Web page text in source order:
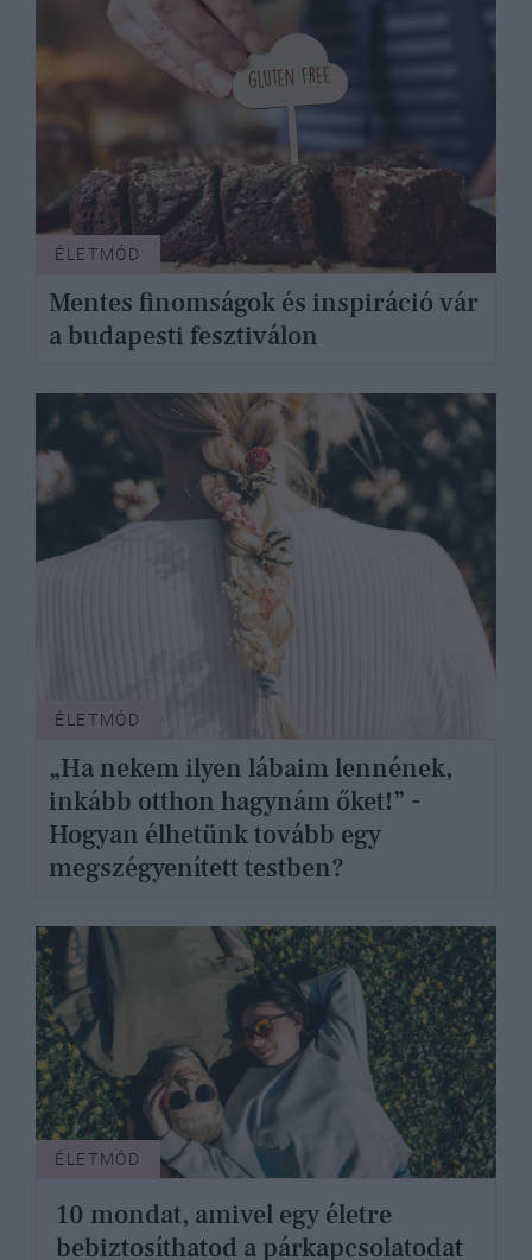
ÉLETMÓD
Mentes finomságok és inspiráció vár
a budapesti fesztiválon
ÉLETMÓD
„Ha nekem ilyen lábaim lennének,
inkább otthon hagynám őket!” -
Hogyan élhetünk tovább egy
megszégyenített testben?
ÉLETMÓD
10 mondat, amivel egy életre
bebiztosíthatod a párkapcsolatodat